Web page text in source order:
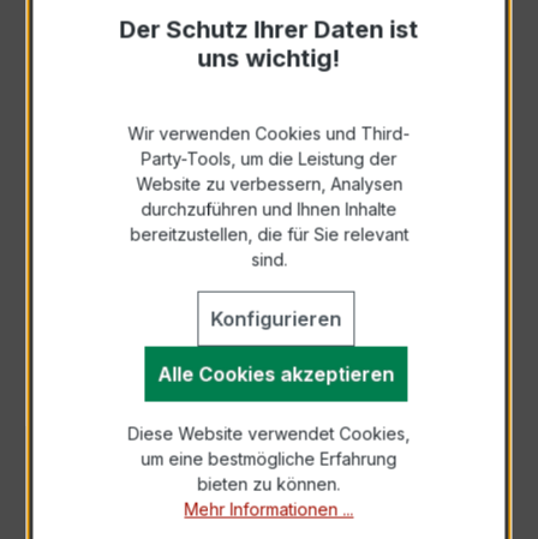
Zur Sammelanfrage hinzufügen
Anfrage telefonisch
Als PDF exportieren
BESCHREIBUNG
Der XKBR 42L 500/1A 2,5VA Kl.0,5FS5 ist ein
Der Schutz Ihrer Daten ist
uns wichtig!
Wir verwenden Cookies und Third-
Party-Tools, um die Leistung der
Website zu verbessern, Analysen
durchzuführen und Ihnen Inhalte
bereitzustellen, die für Sie relevant
sind.
Konfigurieren
Alle Cookies akzeptieren
Diese Website verwendet Cookies,
um eine bestmögliche Erfahrung
bieten zu können.
Mehr Informationen ...